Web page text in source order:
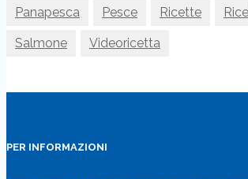
Panapesca Pesce Ricette
Salmone Videoricetta
PER INFORMAZIONI